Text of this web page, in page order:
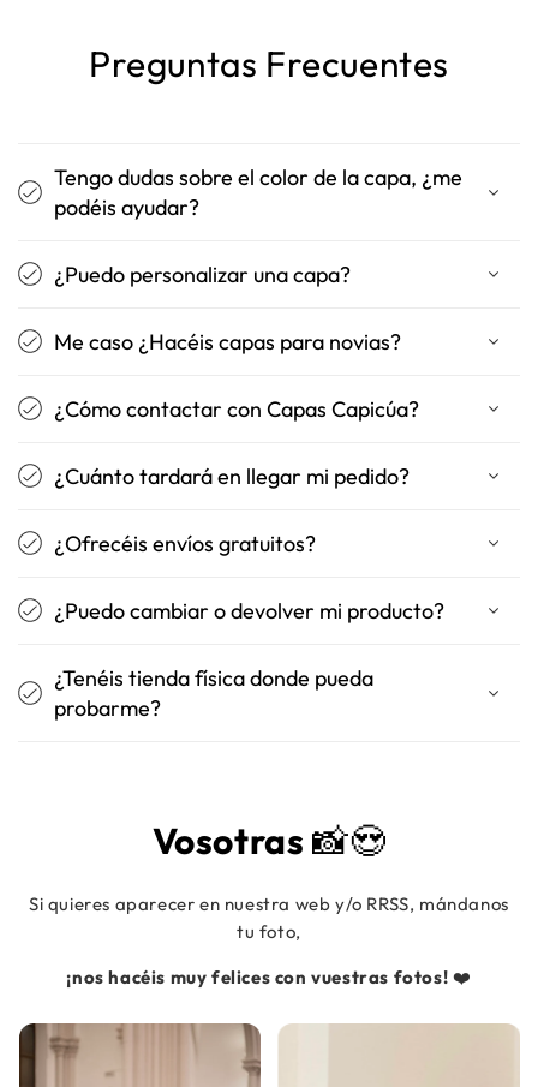
Preguntas Frecuentes
Tengo dudas sobre el color de la capa, ¿me
podéis ayudar?
¿Puedo personalizar una capa?
Me caso ¿Hacéis capas para novias?
¿Cómo contactar con Capas Capicúa?
¿Cuánto tardará en llegar mi pedido?
¿Ofrecéis envíos gratuitos?
¿Puedo cambiar o devolver mi producto?
¿Tenéis tienda física donde pueda
probarme?
Vosotras📸😍
Si quieres aparecer en nuestra web y/o RRSS, mándanos
tu foto,
¡nos hacéis muy felices con vuestras fotos! ❤️